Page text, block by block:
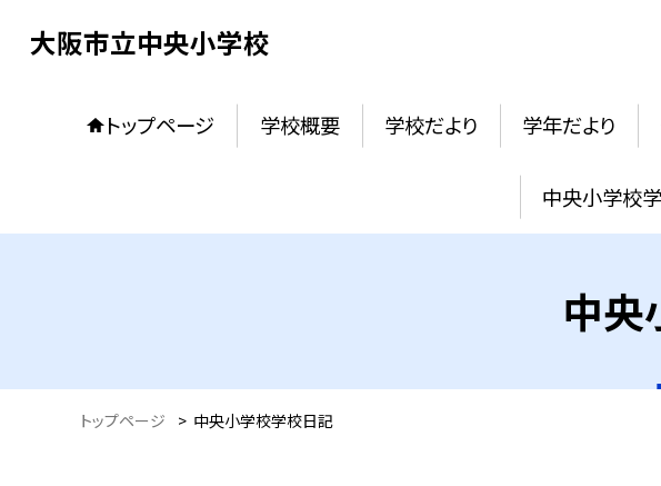
大阪市立中央小学校
トップページ 学校概要 学校だより 学年だより
中央小学校
中央
トップページ > 中央小学校学校日記